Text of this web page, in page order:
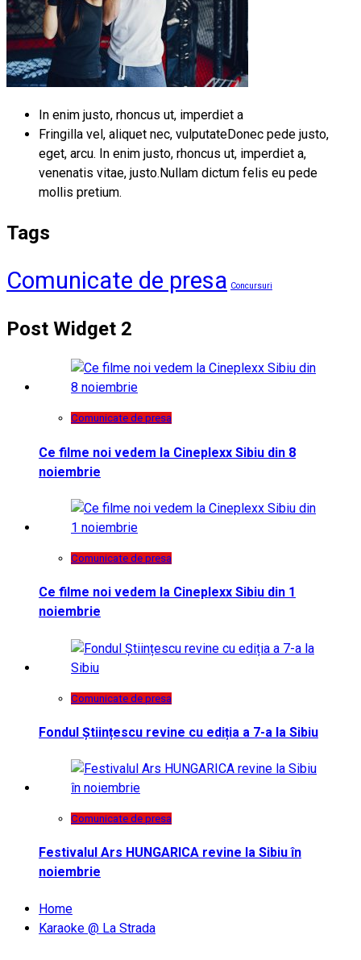
In enim justo, rhoncus ut, imperdiet a
Fringilla vel, aliquet nec, vulputateDonec pede justo,
eget, arcu. In enim justo, rhoncus ut, imperdiet a,
venenatis vitae, justo.Nullam dictum felis eu pede
mollis pretium.
Tags
Comunicate de presa Concursuri
Post Widget 2
Comunicate de presa
Ce filme noi vedem la Cineplexx Sibiu din 8
noiembrie
Comunicate de presa
Ce filme noi vedem la Cineplexx Sibiu din 1
noiembrie
Comunicate de presa
Fondul Științescu revine cu ediția a 7-a la Sibiu
Comunicate de presa
Festivalul Ars HUNGARICA revine la Sibiu în
noiembrie
Home
Karaoke @ La Strada